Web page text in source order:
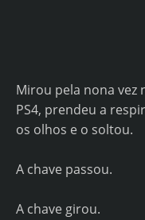
Mirou pela nona vez
PS4, prendeu a
os olhos e o soltou.
A chave passou.
A chave girou.